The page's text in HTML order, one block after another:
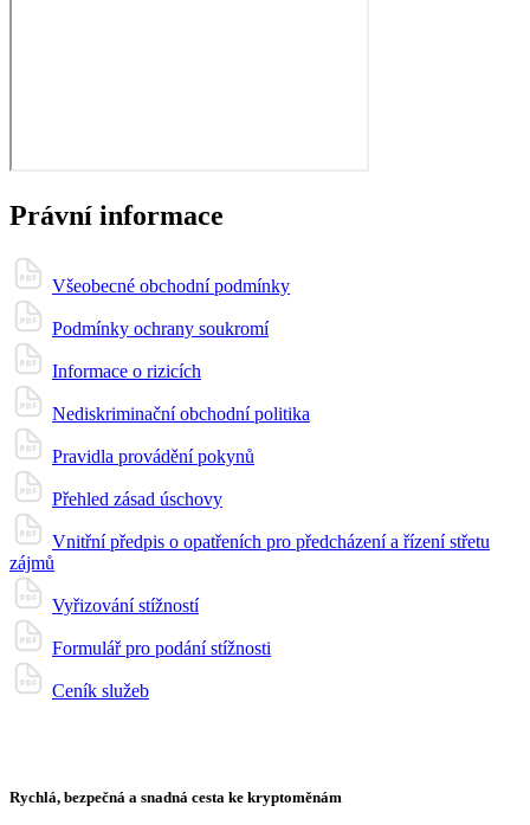
Právní informace
Všeobecné obchodní podmínky
Podmínky ochrany soukromí
Informace o rizicích
Nediskriminační obchodní politika
Pravidla provádění pokynů
Přehled zásad úschovy
Vnitřní předpis o opatřeních pro předcházení a řízení střetu
zájmů
Vyřizování stížností
Formulář pro podání stížnosti
Ceník služeb
Rychlá, bezpečná a snadná cesta ke kryptoměnám